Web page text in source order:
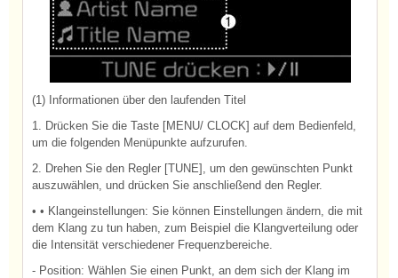
(1) Informationen über den laufenden Titel
1. Drücken Sie die Taste [MENU/ CLOCK] auf dem Bedienfeld,
um die folgenden Menüpunkte aufzurufen.
2. Drehen Sie den Regler [TUNE], um den gewünschten Punkt
auszuwählen, und drücken Sie anschließend den Regler.
• • Klangeinstellungen: Sie können Einstellungen ändern, die mit
dem Klang zu tun haben, zum Beispiel die Klangverteilung oder
die Intensität verschiedener Frequenzbereiche.
- Position: Wählen Sie einen Punkt, an dem sich der Klang im